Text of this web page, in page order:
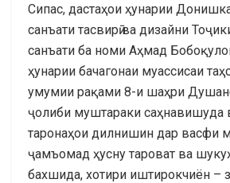
Сипас, дастаҳои ҳунарии
санъати тасвирӣ ва дизайни
санъати ба номи Аҳмад
ҳунарии бачагонаи муассисаи
умумии рақами 8-и шаҳри
ҷолиби муштараки саҳнавишуда
таронаҳои дилнишин дар васфи
ҷамъомад ҳусну тароват ва
бахшида, хотири иштирокчиён –